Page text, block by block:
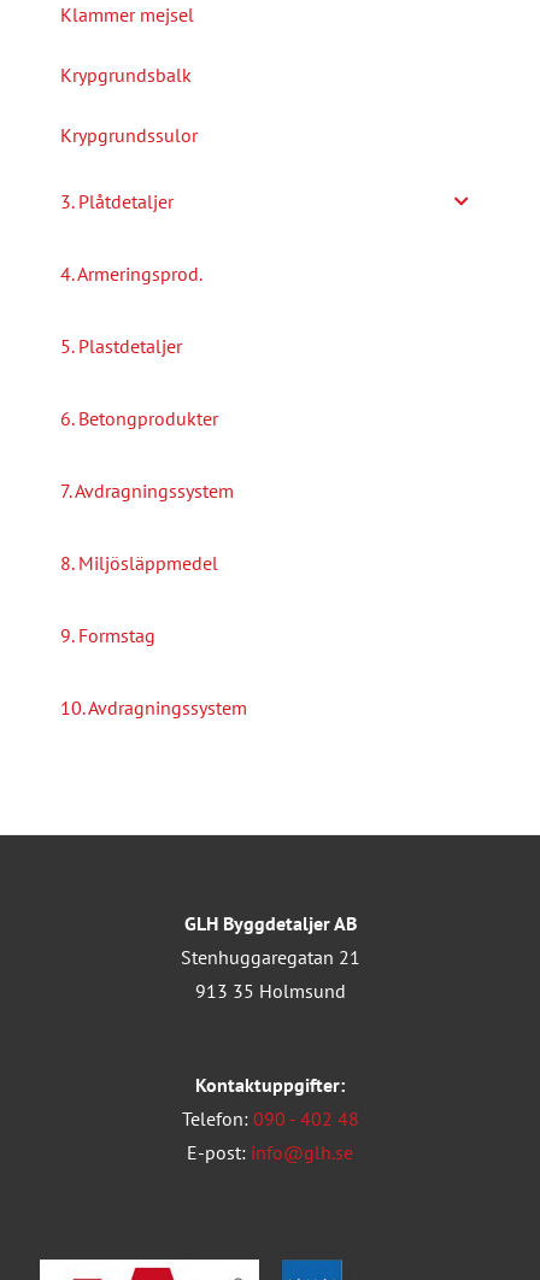
Klammer mejsel
Krypgrundsbalk
Krypgrundssulor
3. Plåtdetaljer
4. Armeringsprod.
5. Plastdetaljer
6. Betongprodukter
7. Avdragningssystem
8. Miljösläppmedel
9. Formstag
10. Avdragningssystem
GLH Byggdetaljer AB
Stenhuggaregatan 21
913 35 Holmsund
Kontaktuppgifter:
Telefon: 090 - 402 48
E-post: info@glh.se